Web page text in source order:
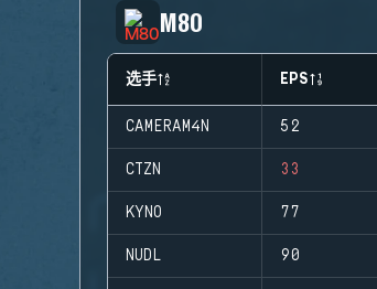
M80
选手 EPS
CAMERAM4N 52
CTZN 33
KYNO 77
NUDL 90